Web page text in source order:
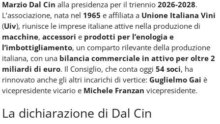
Marzio Dal Cin alla presidenza per il triennio 2026-2028.
L’associazione, nata nel 1965 e affiliata a Unione Italiana Vini
(Uiv), riunisce le imprese italiane attive nella produzione di
macchine, accessori e prodotti per l’enologia e
l’imbottigliamento, un comparto rilevante della produzione
italiana, con una bilancia commerciale in attivo per oltre 2
miliardi di euro. Il Consiglio, che conta oggi 54 soci, ha
rinnovato anche gli altri incarichi di vertice: Guglielmo Gai è
vicepresidente vicario e Michele Franzan vicepresidente.
La dichiarazione di Dal Cin